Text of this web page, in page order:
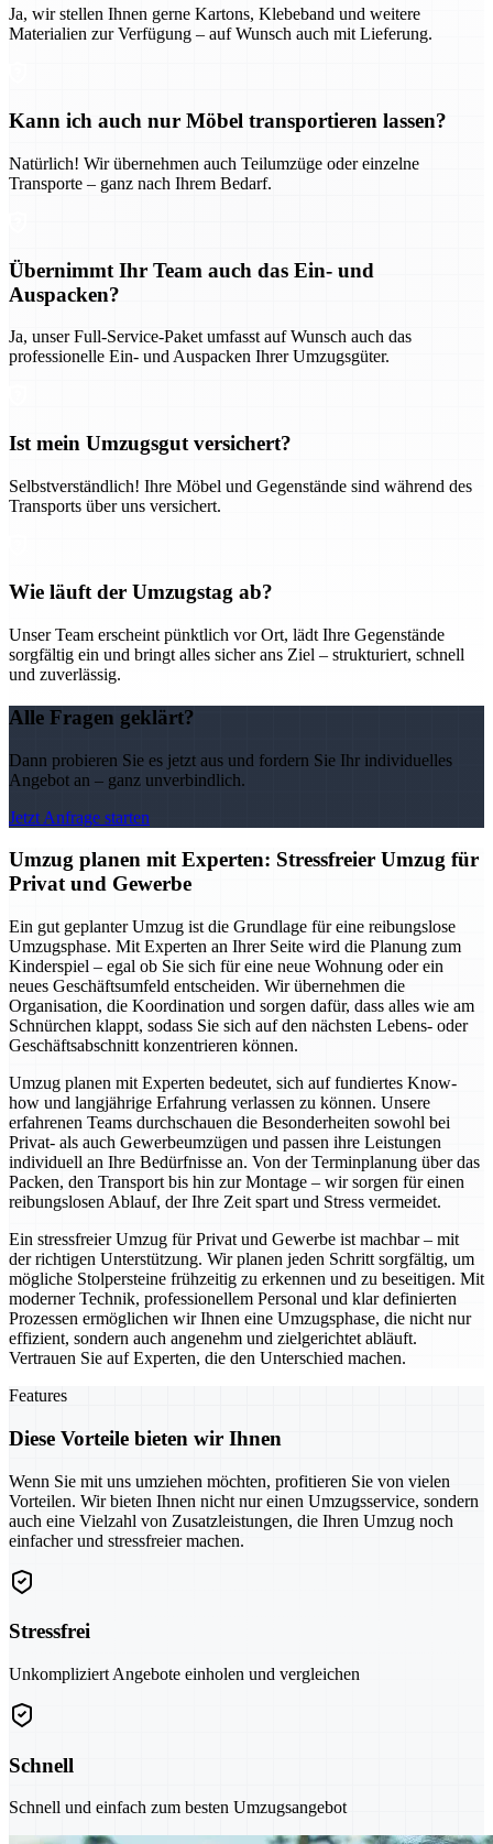
Ja, wir stellen Ihnen gerne Kartons, Klebeband und weitere
Materialien zur Verfügung – auf Wunsch auch mit Lieferung.
Kann ich auch nur Möbel transportieren lassen?
Natürlich! Wir übernehmen auch Teilumzüge oder einzelne
Transporte – ganz nach Ihrem Bedarf.
Übernimmt Ihr Team auch das Ein- und
Auspacken?
Ja, unser Full-Service-Paket umfasst auf Wunsch auch das
professionelle Ein- und Auspacken Ihrer Umzugsgüter.
Ist mein Umzugsgut versichert?
Selbstverständlich! Ihre Möbel und Gegenstände sind während des
Transports über uns versichert.
Wie läuft der Umzugstag ab?
Unser Team erscheint pünktlich vor Ort, lädt Ihre Gegenstände
sorgfältig ein und bringt alles sicher ans Ziel – strukturiert, schnell
und zuverlässig.
Alle Fragen geklärt?
Dann probieren Sie es jetzt aus und fordern Sie Ihr individuelles
Angebot an – ganz unverbindlich.
Jetzt Anfrage starten
Umzug planen mit Experten: Stressfreier Umzug für
Privat und Gewerbe
Ein gut geplanter Umzug ist die Grundlage für eine reibungslose
Umzugsphase. Mit Experten an Ihrer Seite wird die Planung zum
Kinderspiel – egal ob Sie sich für eine neue Wohnung oder ein
neues Geschäftsumfeld entscheiden. Wir übernehmen die
Organisation, die Koordination und sorgen dafür, dass alles wie am
Schnürchen klappt, sodass Sie sich auf den nächsten Lebens- oder
Geschäftsabschnitt konzentrieren können.
Umzug planen mit Experten bedeutet, sich auf fundiertes Know-
how und langjährige Erfahrung verlassen zu können. Unsere
erfahrenen Teams durchschauen die Besonderheiten sowohl bei
Privat- als auch Gewerbeumzügen und passen ihre Leistungen
individuell an Ihre Bedürfnisse an. Von der Terminplanung über das
Packen, den Transport bis hin zur Montage – wir sorgen für einen
reibungslosen Ablauf, der Ihre Zeit spart und Stress vermeidet.
Ein stressfreier Umzug für Privat und Gewerbe ist machbar – mit
der richtigen Unterstützung. Wir planen jeden Schritt sorgfältig, um
mögliche Stolpersteine frühzeitig zu erkennen und zu beseitigen. Mit
moderner Technik, professionellem Personal und klar definierten
Prozessen ermöglichen wir Ihnen eine Umzugsphase, die nicht nur
effizient, sondern auch angenehm und zielgerichtet abläuft.
Vertrauen Sie auf Experten, die den Unterschied machen.
Features
Diese Vorteile bieten wir Ihnen
Wenn Sie mit uns umziehen möchten, profitieren Sie von vielen
Vorteilen. Wir bieten Ihnen nicht nur einen Umzugsservice, sondern
auch eine Vielzahl von Zusatzleistungen, die Ihren Umzug noch
einfacher und stressfreier machen.
Stressfrei
Unkompliziert Angebote einholen und vergleichen
Schnell
Schnell und einfach zum besten Umzugsangebot